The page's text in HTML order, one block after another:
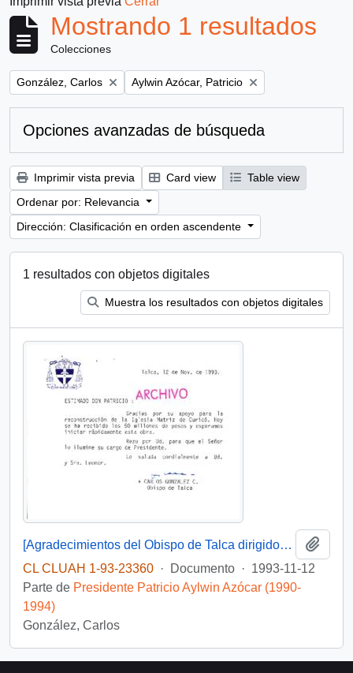
Mostrando 1 resultados
Colecciones
Remove filter:
González, Carlos Remove filter:
Aylwin Azócar, Patricio
Opciones avanzadas de búsqueda
Imprimir vista previa Card view
Table view
Ordenar por: Relevancia
Dirección: Clasificación en orden ascendente
1 resultados con objetos digitales
Muestra los resultados con objetos digitales
[Agradecimientos del Obispo de Talca dirigidos al Presidente Patricio Aylwin por el apoyo en la reconstrucción de la Iglesia Matriz de Curicó]
CL CLUAH 1-93-23360 · Documento · 1993-11-12
Parte de Presidente Patricio Aylwin Azócar (1990-
1994)
González, Carlos